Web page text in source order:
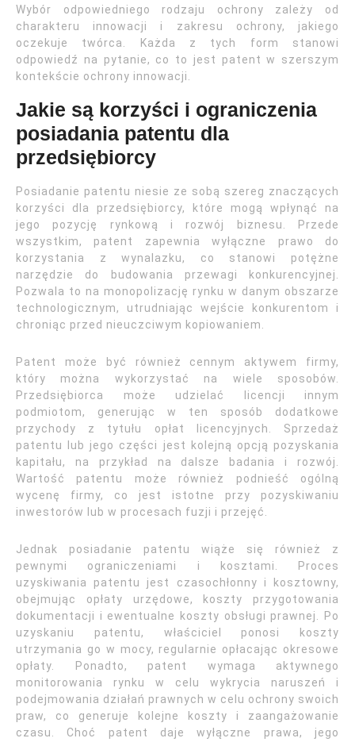
Wybór odpowiedniego rodzaju ochrony zależy od
charakteru innowacji i zakresu ochrony, jakiego
oczekuje twórca. Każda z tych form stanowi
odpowiedź na pytanie, co to jest patent w szerszym
kontekście ochrony innowacji.
Jakie są korzyści i ograniczenia
posiadania patentu dla
przedsiębiorcy
Posiadanie patentu niesie ze sobą szereg znaczących
korzyści dla przedsiębiorcy, które mogą wpłynąć na
jego pozycję rynkową i rozwój biznesu. Przede
wszystkim, patent zapewnia wyłączne prawo do
korzystania z wynalazku, co stanowi potężne
narzędzie do budowania przewagi konkurencyjnej.
Pozwala to na monopolizację rynku w danym obszarze
technologicznym, utrudniając wejście konkurentom i
chroniąc przed nieuczciwym kopiowaniem.
Patent może być również cennym aktywem firmy,
który można wykorzystać na wiele sposobów.
Przedsiębiorca może udzielać licencji innym
podmiotom, generując w ten sposób dodatkowe
przychody z tytułu opłat licencyjnych. Sprzedaż
patentu lub jego części jest kolejną opcją pozyskania
kapitału, na przykład na dalsze badania i rozwój.
Wartość patentu może również podnieść ogólną
wycenę firmy, co jest istotne przy pozyskiwaniu
inwestorów lub w procesach fuzji i przejęć.
Jednak posiadanie patentu wiąże się również z
pewnymi ograniczeniami i kosztami. Proces
uzyskiwania patentu jest czasochłonny i kosztowny,
obejmując opłaty urzędowe, koszty przygotowania
dokumentacji i ewentualne koszty obsługi prawnej. Po
uzyskaniu patentu, właściciel ponosi koszty
utrzymania go w mocy, regularnie opłacając okresowe
opłaty. Ponadto, patent wymaga aktywnego
monitorowania rynku w celu wykrycia naruszeń i
podejmowania działań prawnych w celu ochrony swoich
praw, co generuje kolejne koszty i zaangażowanie
czasu. Choć patent daje wyłączne prawa, jego